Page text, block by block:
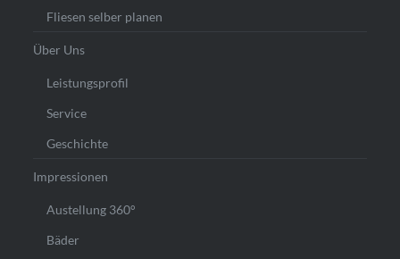
Fliesen selber planen
Über Uns
Leistungsprofil
Service
Geschichte
Impressionen
Austellung 360°
Bäder